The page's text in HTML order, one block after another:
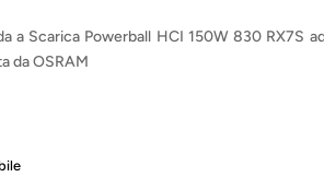
a Scarica Powerball HCI 150W 830 RX7S
da OSRAM